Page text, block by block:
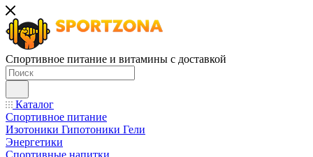
Спортивное питание и витамины с доставкой
Каталог
Спортивное питание
Изотоники Гипотоники Гели
Энергетики
Спортивные напитки